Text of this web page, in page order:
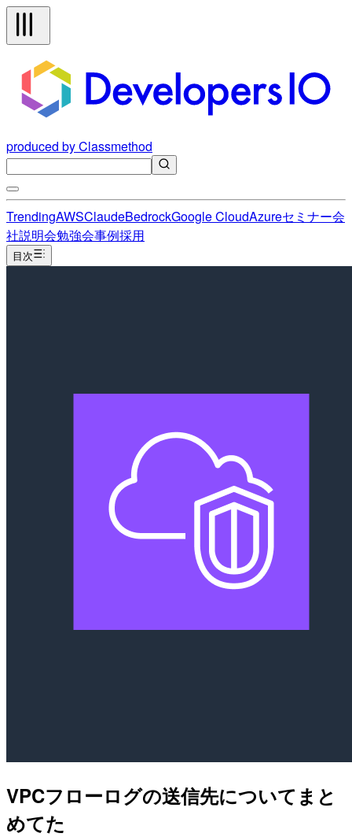
produced by Classmethod
TrendingAWSClaudeBedrockGoogle CloudAzureセミナー会
社説明会勉強会事例採用
目次
VPCフローログの送信先についてまと
めてた